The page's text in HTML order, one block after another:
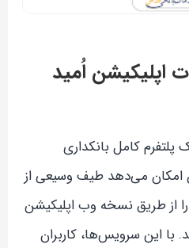
اُمید
کامل بانکداری
امکان می‌دهد طیف وسیعی از
از طریق نسخه وب اپلیکیشن
با این سرویس‌ها، کاربران